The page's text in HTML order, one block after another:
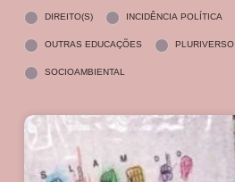
DIREITO(S) INCIDÊNCIA POLÍTICA
OUTRAS EDUCAÇÕES PLURIVERSO
SOCIOAMBIENTAL